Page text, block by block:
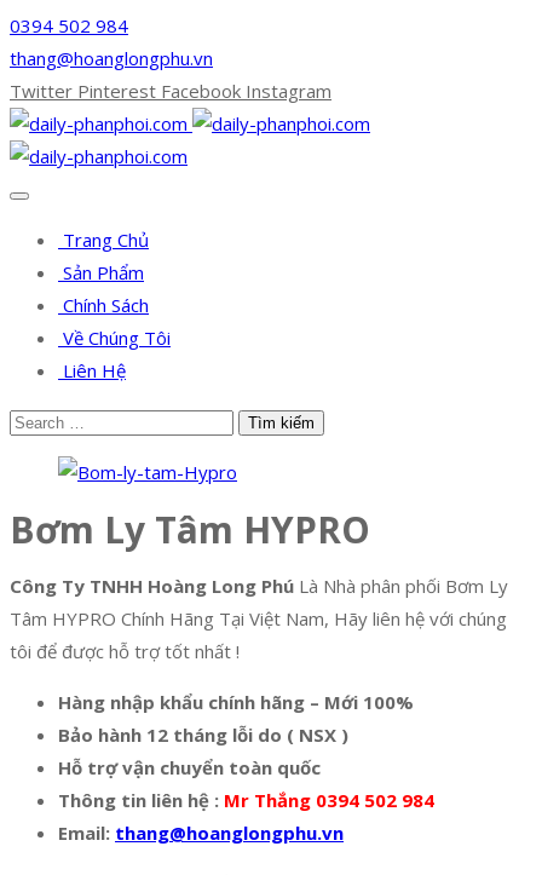
0394 502 984
thang@hoanglongphu.vn
Twitter Pinterest Facebook Instagram
Trang Chủ
Sản Phẩm
Chính Sách
Về Chúng Tôi
Liên Hệ
Bơm Ly Tâm HYPRO
Công Ty TNHH Hoàng Long Phú Là Nhà phân phối Bơm Ly
Tâm HYPRO Chính Hãng Tại Việt Nam, Hãy liên hệ với chúng
tôi để được hỗ trợ tốt nhất !
Hàng nhập khẩu chính hãng – Mới 100%
Bảo hành 12 tháng lỗi do ( NSX )
Hỗ trợ vận chuyển toàn quốc
Thông tin liên hệ : Mr Thắng 0394 502 984
Email: thang@hoanglongphu.vn